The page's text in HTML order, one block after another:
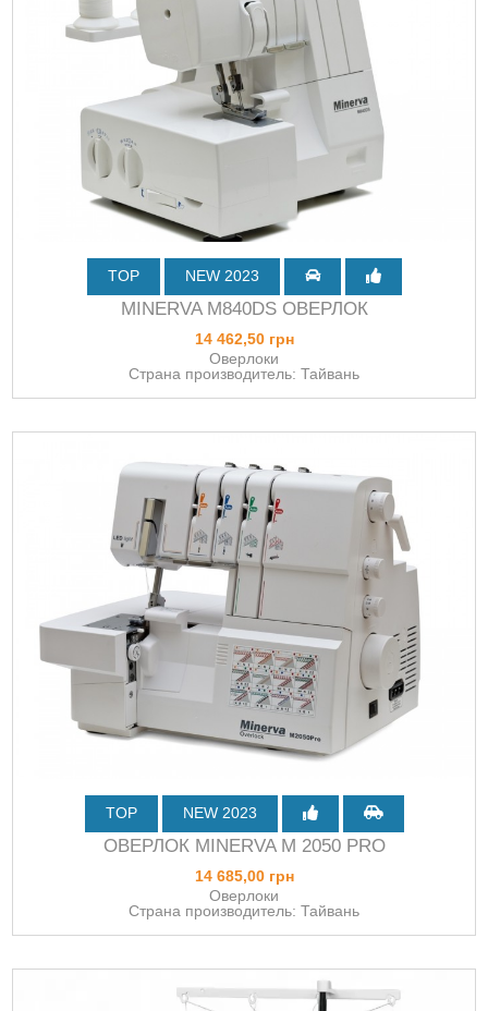
TOP NEW 2023
MINERVA M840DS ОВЕРЛОК
14 462,50 грн
Оверлоки
Страна производитель: Тайвань
TOP NEW 2023
ОВЕРЛОК MINERVA M 2050 PRO
14 685,00 грн
Оверлоки
Страна производитель: Тайвань